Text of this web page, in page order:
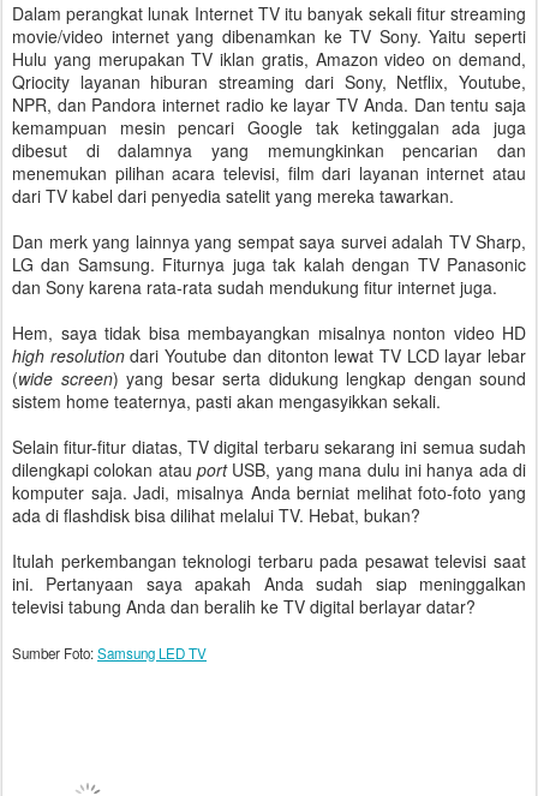
Dalam perangkat lunak Internet TV itu banyak sekali fitur streaming
movie/video internet yang dibenamkan ke TV Sony. Yaitu seperti
Hulu yang merupakan TV iklan gratis, Amazon video on demand,
Qriocity layanan hiburan streaming dari Sony, Netflix, Youtube,
NPR, dan Pandora internet radio ke layar TV Anda. Dan tentu saja
kemampuan mesin pencari Google tak ketinggalan ada juga
dibesut di dalamnya yang memungkinkan pencarian dan
menemukan pilihan acara televisi, film dari layanan internet atau
dari TV kabel dari penyedia satelit yang mereka tawarkan.
Dan merk yang lainnya yang sempat saya survei adalah TV Sharp,
LG dan Samsung. Fiturnya juga tak kalah dengan TV Panasonic
dan Sony karena rata-rata sudah mendukung fitur internet juga.
Hem, saya tidak bisa membayangkan misalnya nonton video HD
high resolutiondari Youtube dan ditonton lewat TV LCD layar lebar
(wide screen) yang besar serta didukung lengkap dengan sound
sistem home teaternya, pasti akan mengasyikkan sekali.
Selain fitur-fitur diatas, TV digital terbaru sekarang ini semua sudah
dilengkapi colokan atauportUSB, yang mana dulu ini hanya ada di
komputer saja. Jadi, misalnya Anda berniat melihat foto-foto yang
ada di flashdisk bisa dilihat melalui TV. Hebat, bukan?
Itulah perkembangan teknologi terbaru pada pesawat televisi saat
ini. Pertanyaan saya apakah Anda sudah siap meninggalkan
televisi tabung Anda dan beralih ke TV digital berlayar datar?
Sumber Foto:Samsung LED TV